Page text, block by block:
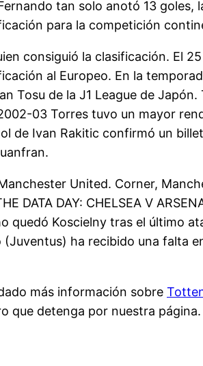
tan solo anotó 13 goles,
para la competición
consiguió la clasificación. El
al Europeo. En la
Tosu de la J1 League de
03 Torres tuvo un mayor
de Ivan Rakitic confirmó un
United. Corner,
DATA DAY: CHELSEA V
quedó Koscielny tras el último
ha recibido una falta
más información sobre
que detenga por nuestra página.